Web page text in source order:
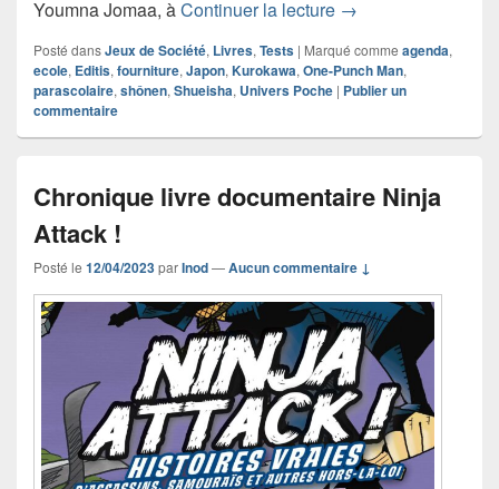
Youmna Jomaa, àContinuer la lecture Chronique Agenda
→
Posté dansJeux de Société, Livres, Tests | Marqué comme agenda,
ecole, Editis, fourniture, Japon, Kurokawa, One-Punch Man,
parascolaire, shônen, Shueisha, Univers Poche | Publier un
commentaire
Chronique livre documentaire Ninja
Attack !
Posté le 12/04/2023parInod—Aucun commentaire ↓